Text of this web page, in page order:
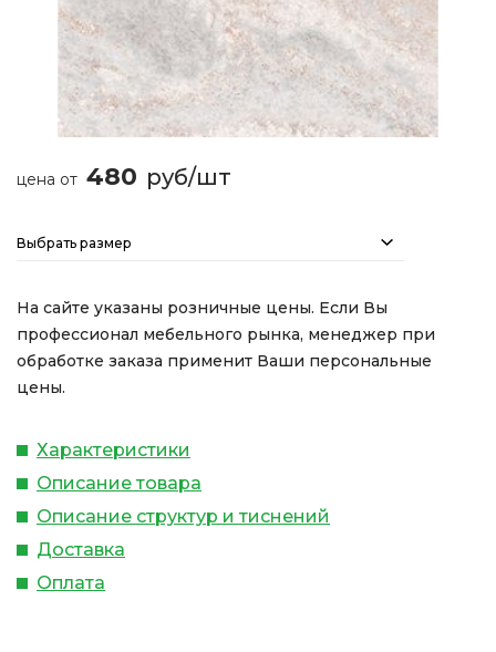
цена от 480 руб/шт
Выбрать размер
На сайте указаны розничные цены. Если Вы
профессионал мебельного рынка, менеджер при
обработке заказа применит Ваши персональные
цены.
Характеристики
Описание товара
Описание структур и тиснений
Доставка
Оплата